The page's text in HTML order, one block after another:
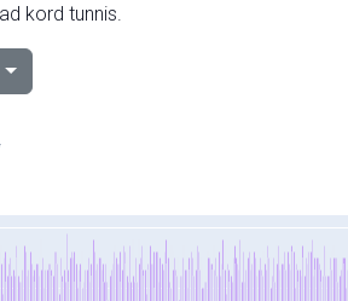
kord tunnis.